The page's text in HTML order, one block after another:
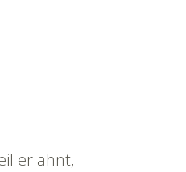
er ahnt,